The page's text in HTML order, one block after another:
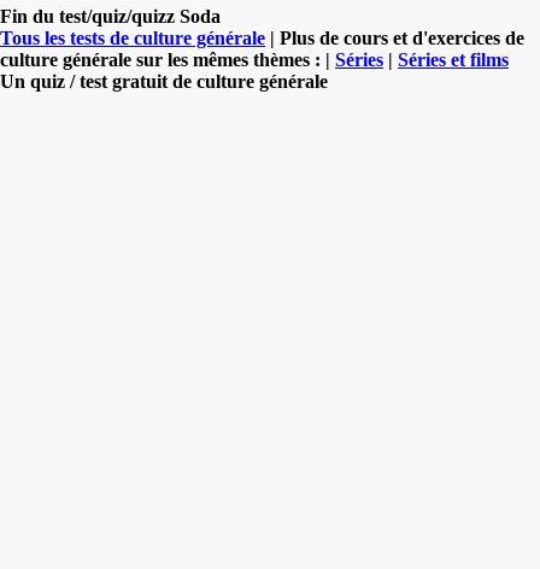
Fin du test/quiz/quizz Soda
Tous les tests de culture générale | Plus de cours et d'exercices de
culture générale sur les mêmes thèmes : | Séries | Séries et films
Un quiz / test gratuit de culture générale